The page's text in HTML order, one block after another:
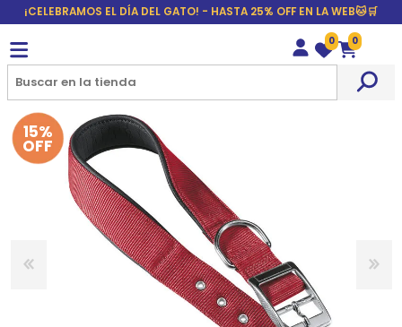
¡CELEBRAMOS EL DÍA DEL GATO! - HASTA 25% OFF EN LA WEB🐱🛒
Wishlist
0
Carrito
0
15%
OFF